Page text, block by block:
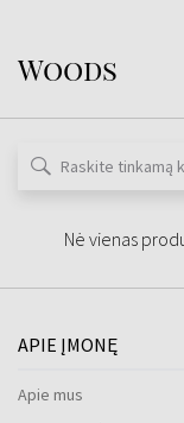
Woods
Nė vienas
APIE ĮMONĘ
Apie mus